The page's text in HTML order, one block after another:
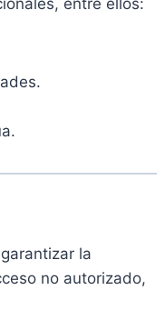
entre ellos:
la
no autorizado,